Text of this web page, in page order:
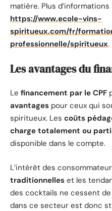
matière. Plus
https://www.ecole-vins-
spiritueux.com/fr/
professionnelle/spiritueux.
Les avantages du
Le financement par le CPF
avantages pour ceux qui
spiritueux. Les coûts
charge totalement ou
disponible dans le compte.
L’intérêt des
traditionnelles et les
des cocktails ne cessent
dans ce secteur est donc